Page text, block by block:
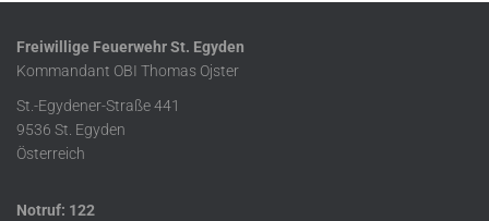
Freiwillige Feuerwehr St. Egyden
Kommandant OBI Thomas Ojster
St.-Egydener-Straße 441
9536 St. Egyden
Österreich
Notruf: 122